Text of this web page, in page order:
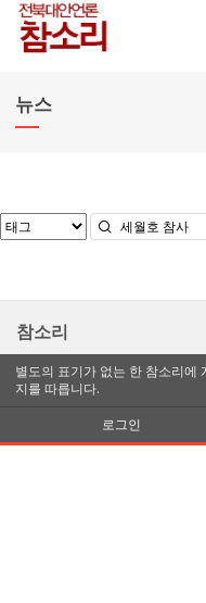
뉴스
참소리
별도의 표기가 없는 한 참소리에
지를 따릅니다.
로그인